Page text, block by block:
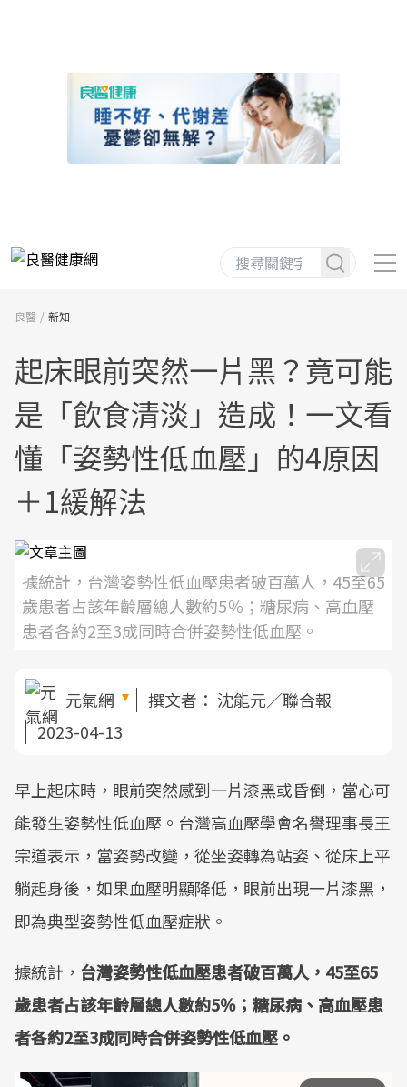
良醫 新知
起床眼前突然一片黑？竟可能
是「飲食清淡」造成！一文看
懂「姿勢性低血壓」的4原因
＋1緩解法
據統計，台灣姿勢性低血壓患者破百萬人，45至65
歲患者占該年齡層總人數約5％；糖尿病、高血壓
患者各約2至3成同時合併姿勢性低血壓。
元氣網 撰文者： 沈能元／聯合報
2023-04-13
早上起床時，眼前突然感到一片漆黑或昏倒，當心可
能發生姿勢性低血壓。台灣高血壓學會名譽理事長王
宗道表示，當姿勢改變，從坐姿轉為站姿、從床上平
躺起身後，如果血壓明顯降低，眼前出現一片漆黑，
即為典型姿勢性低血壓症狀。
據統計， 台灣姿勢性低血壓患者破百萬人，45至65
歲患者占該年齡層總人數約5％；糖尿病、高血壓患
者各約2至3成同時合併姿勢性低血壓。